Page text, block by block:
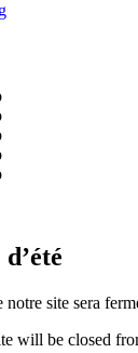
site sera
will be closed